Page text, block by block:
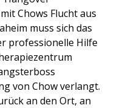
Chows Flucht aus
muss sich das
professionelle Hilfe
von Chow verlangt.
an den Ort, an